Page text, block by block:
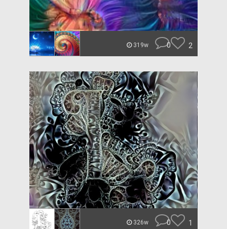
319w 0 2
326w 0 1